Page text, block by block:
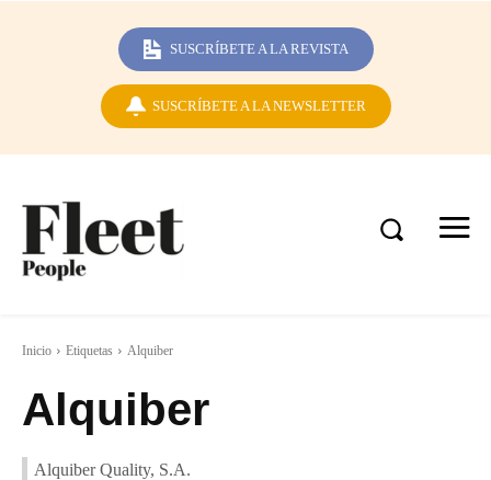
SUSCRÍBETE A LA REVISTA
SUSCRÍBETE A LA NEWSLETTER
Inicio Etiquetas Alquiber
Alquiber
Alquiber Quality, S.A.